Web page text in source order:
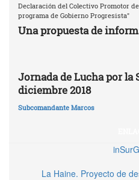
Declaración del Colectivo Promotor
programa de Gobierno Progresista"
Una propuesta de
Jornada de Lucha por la
diciembre 2018
Subcomandante Marcos
La Haine. Proyecto de